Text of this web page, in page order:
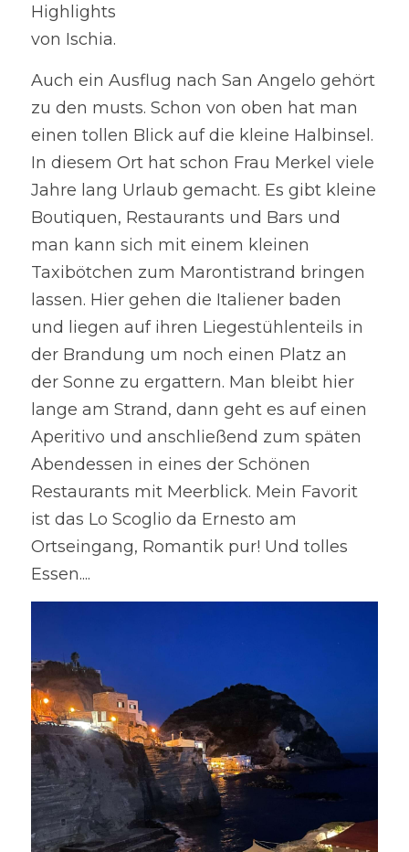
Highlights
von Ischia.
Auch ein Ausflug nach San Angelo gehört
zu den musts. Schon von oben hat man
einen tollen Blick auf die kleine Halbinsel.
In diesem Ort hat schon Frau Merkel viele
Jahre lang Urlaub gemacht. Es gibt kleine
Boutiquen, Restaurants und Bars und
man kann sich mit einem kleinen
Taxibötchen zum Marontistrand bringen
lassen. Hier gehen die Italiener baden
und liegen auf ihren Liegestühlenteils in
der Brandung um noch einen Platz an
der Sonne zu ergattern. Man bleibt hier
lange am Strand, dann geht es auf einen
Aperitivo und anschließend zum späten
Abendessen in eines der Schönen
Restaurants mit Meerblick. Mein Favorit
ist das Lo Scoglio da Ernesto am
Ortseingang, Romantik pur! Und tolles
Essen....